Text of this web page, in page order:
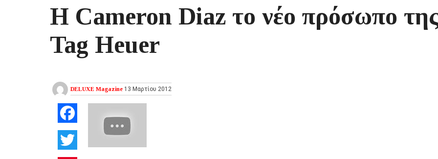
Η Cameron Diaz το νέο πρόσωπο
Tag Heuer
DELUXE Magazine 13 Μαρτίου 2012
Facebook